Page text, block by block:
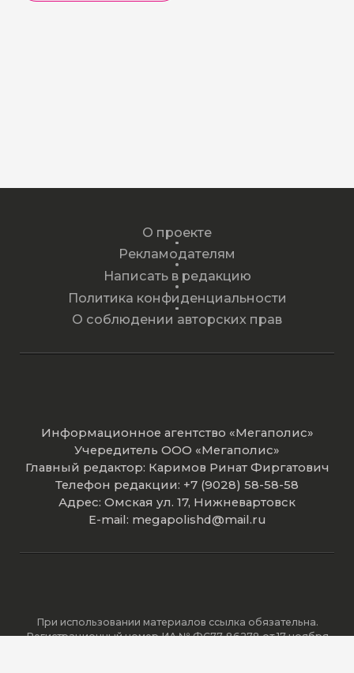
О проекте
Рекламодателям
Написать в редакцию
Политика конфиденциальности
О соблюдении авторских прав
Информационное агентство «Мегаполис»
Учередитель ООО «Мегаполис»
Главный редактор: Каримов Ринат Фиргатович
Телефон редакции: +7 (9028) 58-58-58
Адрес: Омская ул. 17, Нижневартовск
E-mail: megapolishd@mail.ru
При использовании материалов ссылка обязательна.
Регистрационный номер ИА № ФС77-86278 от 17 ноября